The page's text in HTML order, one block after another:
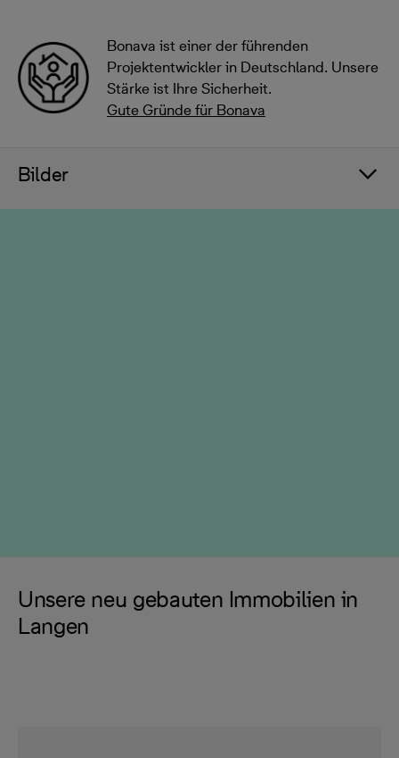
Bonava ist einer der führenden
Projektentwickler in Deutschland. Unsere
Stärke ist Ihre Sicherheit.
Gute Gründe für Bonava
Bilder
Unsere neu gebauten Immobilien in
Langen